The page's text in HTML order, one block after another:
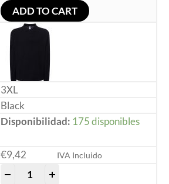
ADD TO CART
3XL
Black
Disponibilidad: 175 disponibles
€9,42 IVA Incluido